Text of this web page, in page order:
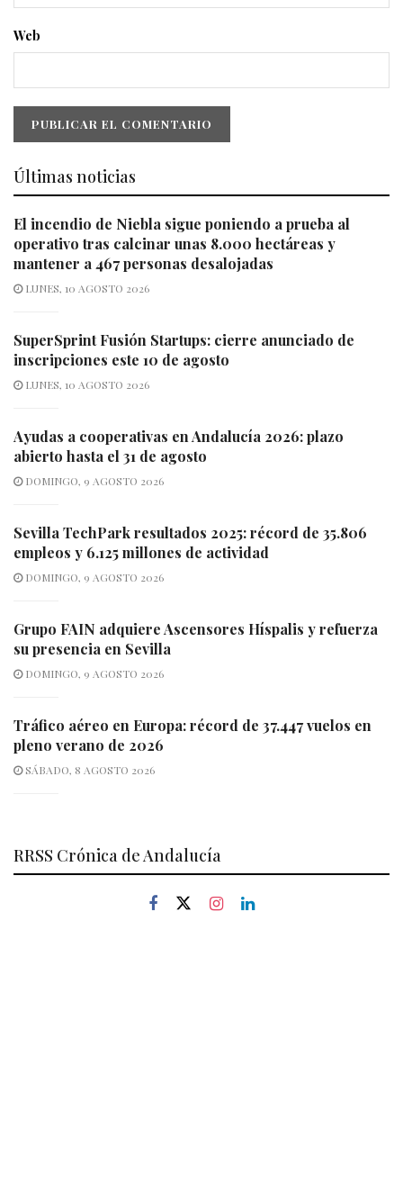
Web
Últimas noticias
El incendio de Niebla sigue poniendo a prueba al
operativo tras calcinar unas 8.000 hectáreas y
mantener a 467 personas desalojadas
LUNES, 10 AGOSTO 2026
SuperSprint Fusión Startups: cierre anunciado de
inscripciones este 10 de agosto
LUNES, 10 AGOSTO 2026
Ayudas a cooperativas en Andalucía 2026: plazo
abierto hasta el 31 de agosto
DOMINGO, 9 AGOSTO 2026
Sevilla TechPark resultados 2025: récord de 35.806
empleos y 6.125 millones de actividad
DOMINGO, 9 AGOSTO 2026
Grupo FAIN adquiere Ascensores Híspalis y refuerza
su presencia en Sevilla
DOMINGO, 9 AGOSTO 2026
Tráfico aéreo en Europa: récord de 37.447 vuelos en
pleno verano de 2026
SÁBADO, 8 AGOSTO 2026
RRSS Crónica de Andalucía